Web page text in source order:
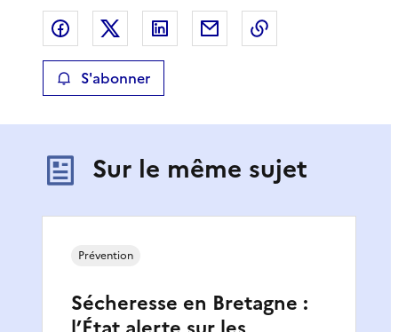
Partager sur Facebook
Partager sur XPartager sur LinkedIn
Partager par email
S'abonner
Sur le même sujet
Sécheresse en Bretagne :
Prévention